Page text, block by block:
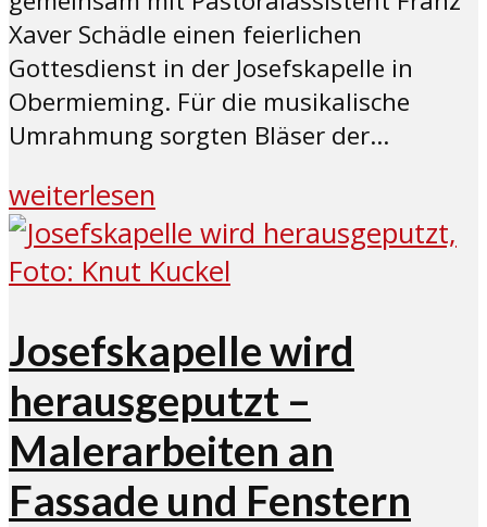
Xaver Schädle einen feierlichen
Gottesdienst in der Josefskapelle in
Obermieming. Für die musikalische
Umrahmung sorgten Bläser der...
weiterlesen
Josefskapelle wird
herausgeputzt –
Malerarbeiten an
Fassade und Fenstern